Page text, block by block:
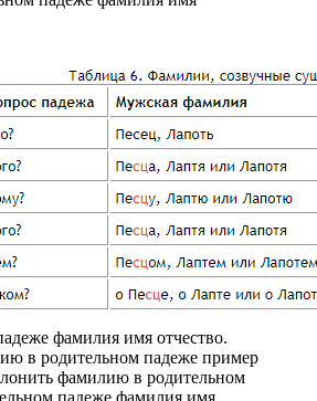
фамилия имя отчество.
в родительном падеже пример
фамилию в родительном
падеже фамилия имя